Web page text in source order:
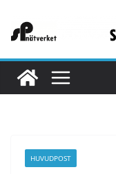
HUVUDPOST